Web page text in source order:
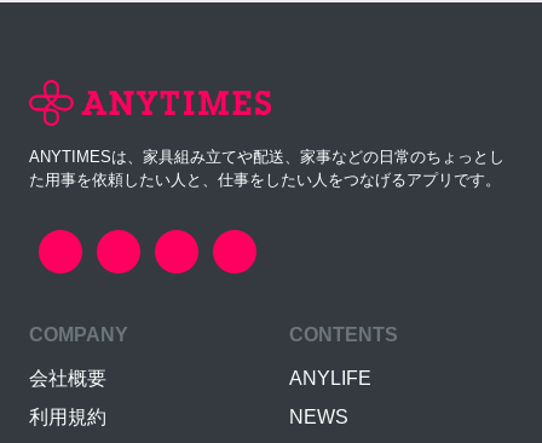
ANYTIMESは、家具組み立てや配送、家事などの日常のちょっとし
た用事を依頼したい人と、仕事をしたい人をつなげるアプリです。
COMPANY
会社概要
利用規約
CONTENTS
ANYLIFE
NEWS